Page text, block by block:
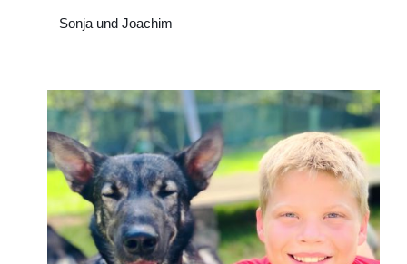
Sonja und Joachim